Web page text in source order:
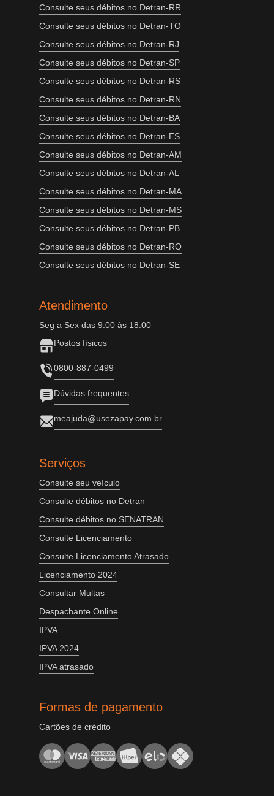
Consulte seus débitos no Detran-RR
Consulte seus débitos no Detran-TO
Consulte seus débitos no Detran-RJ
Consulte seus débitos no Detran-SP
Consulte seus débitos no Detran-RS
Consulte seus débitos no Detran-RN
Consulte seus débitos no Detran-BA
Consulte seus débitos no Detran-ES
Consulte seus débitos no Detran-AM
Consulte seus débitos no Detran-AL
Consulte seus débitos no Detran-MA
Consulte seus débitos no Detran-MS
Consulte seus débitos no Detran-PB
Consulte seus débitos no Detran-RO
Consulte seus débitos no Detran-SE
Atendimento
Seg a Sex das 9:00 às 18:00
Postos físicos
0800-887-0499
Dúvidas frequentes
meajuda@usezapay.com.br
Serviços
Consulte seu veículo
Consulte débitos no Detran
Consulte débitos no SENATRAN
Consulte Licenciamento
Consulte Licenciamento Atrasado
Licenciamento 2024
Consultar Multas
Despachante Online
IPVA
IPVA 2024
IPVA atrasado
Formas de pagamento
Cartões de crédito